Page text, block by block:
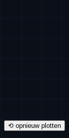
⟲ opnieuw plotten